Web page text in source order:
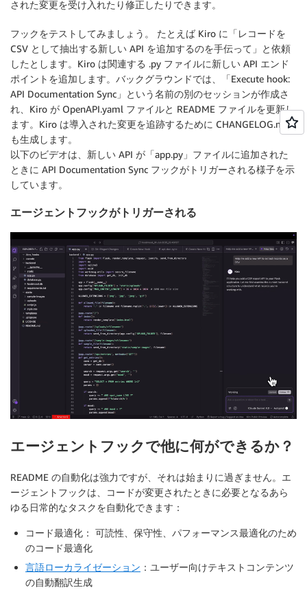
  }
}
された変更を受け入れたり修正したりできます。
フックをテストしてみましょう。
たとえば Kiro に「レコードを
CSV として抽出する新しい API を追加するのを手伝って」と依頼
したとします。Kiro は関連する .py ファイルに新しい API エンド
ポイントを追加します。バックグラウンドでは、「Execute hook:
API Documentation Sync」という名前の別のセッションが作成さ
れ、Kiro が OpenAPI.yaml ファイルと README ファイルを更新し
ます。Kiro は導入された変更を追跡するために CHANGELOG.md
も生成します。
以下のビデオは、新しい API が「app.py」ファイルに追加された
ときに API Documentation Sync フックがトリガーされる様子を示
しています。
エージェントフックがトリガーされる
エージェントフックで他に何ができるか？
README の自動化は強力ですが、それは始まりに過ぎません。エ
ージェントフックは、コードが変更されたときに必要となるあら
ゆる日常的なタスクを自動化できます：
コード最適化： 可読性、保守性、パフォーマンス最適化のため
のコード最適化
言語ローカライゼーション ： ユーザー向けテキストコンテンツ
の自動翻訳生成